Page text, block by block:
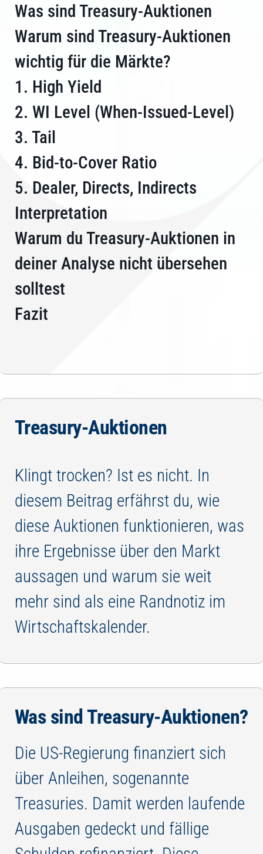
Was sind Treasury-Auktionen
Warum sind Treasury-Auktionen
wichtig für die Märkte?
1. High Yield
2. WI Level (When-Issued-Level)
3. Tail
4. Bid-to-Cover Ratio
5. Dealer, Directs, Indirects
Interpretation
Warum du Treasury-Auktionen in
deiner Analyse nicht übersehen
solltest
Fazit
Treasury-Auktionen
Klingt trocken? Ist es nicht. In
diesem Beitrag erfährst du, wie
diese Auktionen funktionieren, was
ihre Ergebnisse über den Markt
aussagen und warum sie weit
mehr sind als eine Randnotiz im
Wirtschaftskalender.
Was sind Treasury-Auktionen?
Die US-Regierung finanziert sich
über Anleihen, sogenannte
Treasuries. Damit werden laufende
Ausgaben gedeckt und fällige